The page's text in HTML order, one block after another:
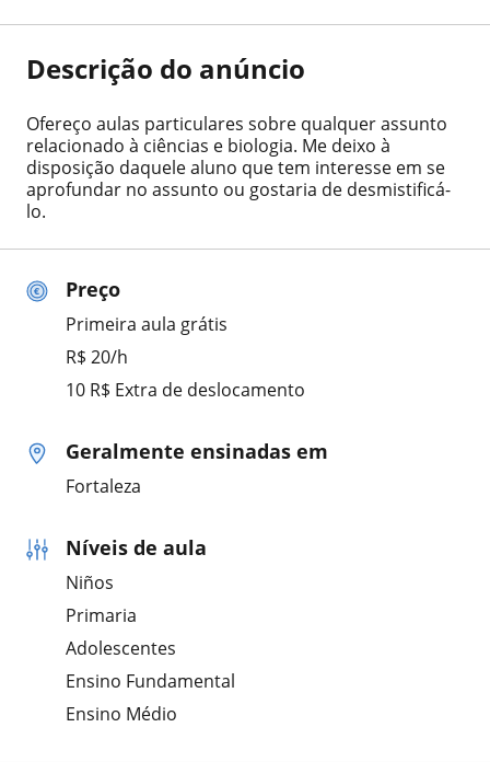
Preço
Primeira aula grátis
R$ 20/h
10 R$ Extra de deslocamento
Geralmente ensinadas em
Fortaleza
Níveis de aula
Niños
Primaria
Adolescentes
Ensino Fundamental
Ensino Médio
Descrição do anúncio
Ofereço aulas particulares sobre qualquer assunto
relacionado à ciências e biologia. Me deixo à
disposição daquele aluno que tem interesse em se
aprofundar no assunto ou gostaria de desmistificá-
lo.